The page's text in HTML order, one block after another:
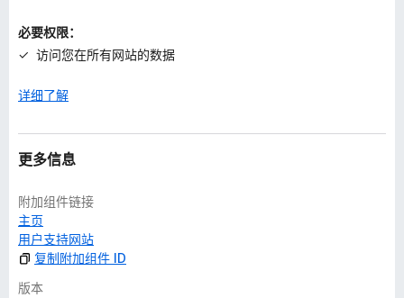
必要权限：
访问您在所有网站的数据
详细了解
更多信息
附加组件链接
主页
用户支持网站
复制附加组件 ID
版本